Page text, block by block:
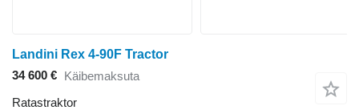
Landini Rex 4-90F Tractor
34 600 € Käibemaksuta
Ratastraktor